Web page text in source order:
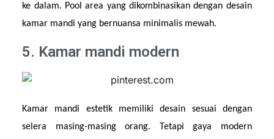
ke dalam. Pool area yang dikombinasikan dengan desain
kamar mandi yang bernuansa minimalis mewah.
5. Kamar mandi modern
Kamar mandi estetik memiliki desain sesuai dengan
selera masing-masing orang. Tetapi gaya modern